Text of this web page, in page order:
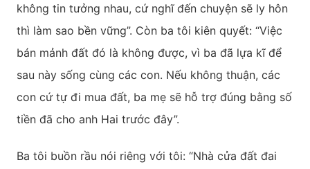
không tin tưởng nhau, cứ nghĩ đến chuyện sẽ ly hôn
thì làm sao bền vững”. Còn ba tôi kiên quyết: “Việc
bán mảnh đất đó là không được, vì ba đã lựa kĩ để
sau này sống cùng các con. Nếu không thuận, các
con cứ tự đi mua đất, ba mẹ sẽ hỗ trợ đúng bằng số
tiền đã cho anh Hai trước đây”.
Ba tôi buồn rầu nói riêng với tôi: “Nhà cửa đất đai